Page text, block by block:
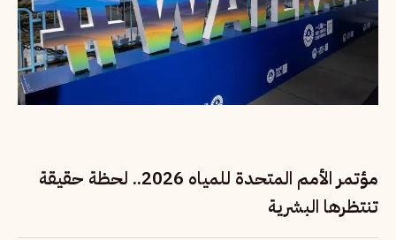
مؤتمر الأمم المتحدة للمياه 2026.. لحظة حقيقة
تنتظرها البشرية